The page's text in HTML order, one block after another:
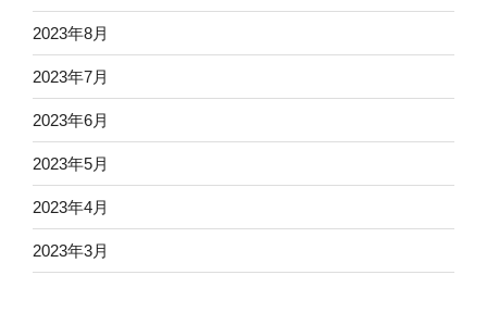
2023年8月
2023年7月
2023年6月
2023年5月
2023年4月
2023年3月